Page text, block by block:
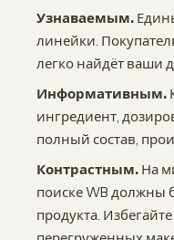
Узнаваемым.
линейки.
легко найдёт ваши
Информативным.
ингредиент,
полный состав,
Контрастным. На
поиске WB должны
продукта.